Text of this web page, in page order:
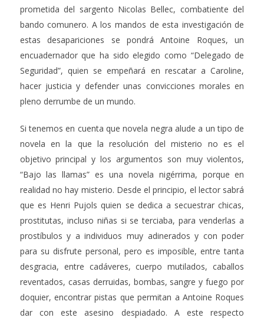
prometida del sargento Nicolas Bellec, combatiente del
bando comunero. A los mandos de esta investigación de
estas desapariciones se pondrá Antoine Roques, un
encuadernador que ha sido elegido como “Delegado de
Seguridad”, quien se empeñará en rescatar a Caroline,
hacer justicia y defender unas convicciones morales en
pleno derrumbe de un mundo.
Si tenemos en cuenta que novela negra alude a un tipo de
novela en la que la resolución del misterio no es el
objetivo principal y los argumentos son muy violentos,
“Bajo las llamas” es una novela nigérrima, porque en
realidad no hay misterio. Desde el principio, el lector sabrá
que es Henri Pujols quien se dedica a secuestrar chicas,
prostitutas, incluso niñas si se terciaba, para venderlas a
prostíbulos y a individuos muy adinerados y con poder
para su disfrute personal, pero es imposible, entre tanta
desgracia, entre cadáveres, cuerpo mutilados, caballos
reventados, casas derruidas, bombas, sangre y fuego por
doquier, encontrar pistas que permitan a Antoine Roques
dar con este asesino despiadado. A este respecto